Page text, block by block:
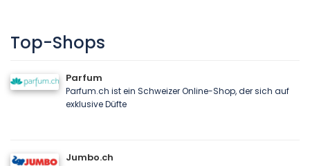
Top-Shops
Parfum
Parfum.ch ist ein Schweizer Online-Shop, der sich auf
exklusive Düfte
Jumbo.ch